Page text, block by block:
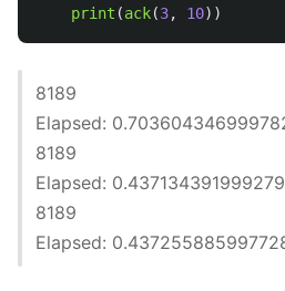
print (ack(3, 10))
8189
Elapsed:
8189
Elapsed:
8189
Elapsed: